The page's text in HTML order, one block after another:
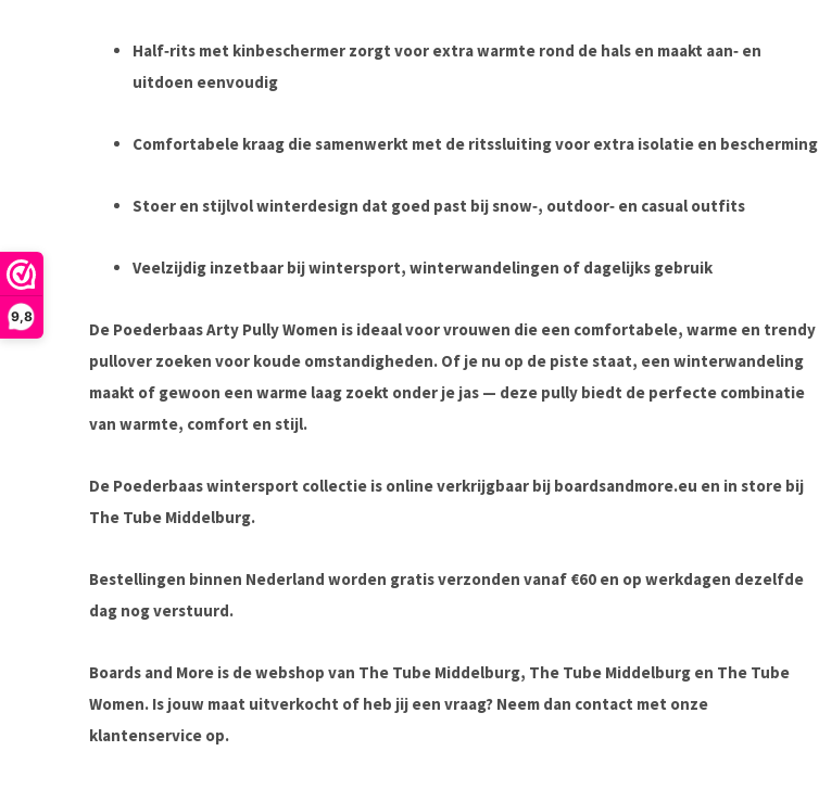
9,8
Half‑rits met kinbeschermer zorgt voor extra warmte rond de hals en maakt aan‑ en
uitdoen eenvoudig
Comfortabele kraag die samenwerkt met de ritssluiting voor extra isolatie en bescherming
Stoer en stijlvol winterdesign dat goed past bij snow‑, outdoor‑ en casual outfits
Veelzijdig inzetbaar bij wintersport, winterwandelingen of dagelijks gebruik
De Poederbaas Arty Pully Women is ideaal voor vrouwen die een comfortabele, warme en trendy
pullover zoeken voor koude omstandigheden. Of je nu op de piste staat, een winterwandeling
maakt of gewoon een warme laag zoekt onder je jas — deze pully biedt de perfecte combinatie
van warmte, comfort en stijl.
De Poederbaas wintersport collectie is online verkrijgbaar bij boardsandmore.eu en in store bij
The Tube Middelburg.
Bestellingen binnen Nederland worden gratis verzonden vanaf €60 en op werkdagen dezelfde
dag nog verstuurd.
Boards and More is de webshop van The Tube Middelburg, The Tube Middelburg en The Tube
Women. Is jouw maat uitverkocht of heb jij een vraag? Neem dan contact met onze
klantenservice op.